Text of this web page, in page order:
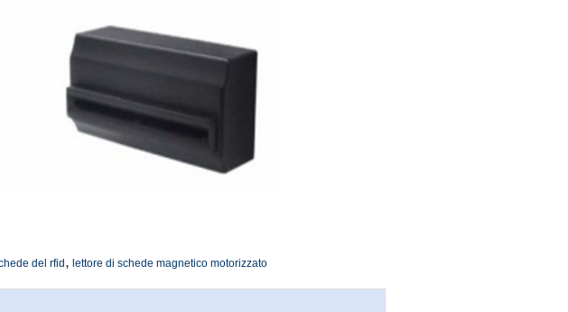
del rfid , lettore di schede magnetico motorizzato